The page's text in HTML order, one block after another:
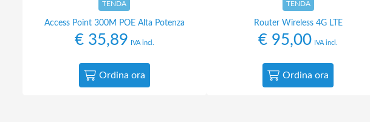
TENDA
Access Point 300M POE Alta Potenza
€35,89 IVA incl.
Ordina ora
TENDA
Router Wireless 4G LTE
€ 95,00 IVA incl.
Ordina ora